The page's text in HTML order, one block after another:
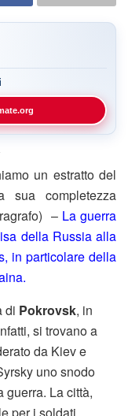
un estratto del
sua completezza
– La guerra
della Russia alla
in particolare della
di Pokrovsk, in
si trovano a
da Kiev e
uno snodo
guerra. La città,
per i soldati